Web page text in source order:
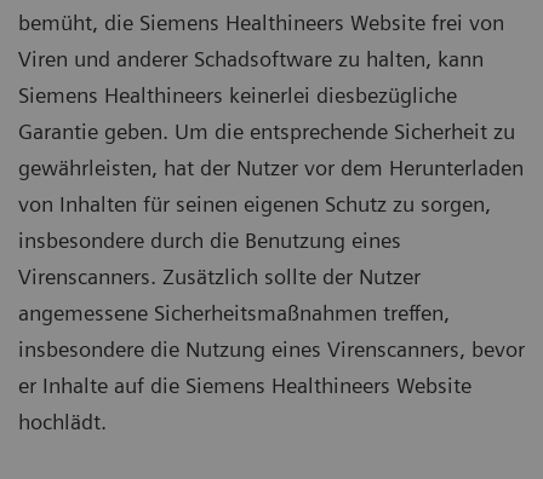
bemüht, die Siemens Healthineers Website frei von
Viren und anderer Schadsoftware zu halten, kann
Siemens Healthineers keinerlei diesbezügliche
Garantie geben. Um die entsprechende Sicherheit zu
gewährleisten, hat der Nutzer vor dem Herunterladen
von Inhalten für seinen eigenen Schutz zu sorgen,
insbesondere durch die Benutzung eines
Virenscanners. Zusätzlich sollte der Nutzer
angemessene Sicherheitsmaßnahmen treffen,
insbesondere die Nutzung eines Virenscanners, bevor
er Inhalte auf die Siemens Healthineers Website
hochlädt.